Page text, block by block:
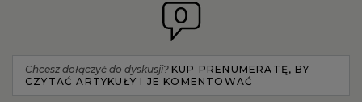
0
Chcesz dołączyć do dyskusji? KUP PRENUMERATĘ, BY
CZYTAĆ ARTYKUŁY I JE KOMENTOWAĆ